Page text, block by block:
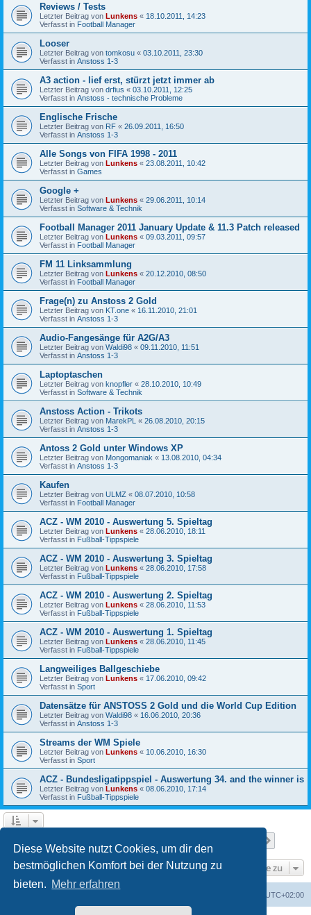
Diese Website nutzt Cookies, um dir den
bestmöglichen Komfort bei der Nutzung zu
bieten. Mehr erfahren
Reviews / Tests
Letzter Beitrag von Lunkens « 18.10.2011, 14:23
Verfasst in Football Manager
Looser
Letzter Beitrag von tomkosu « 03.10.2011, 23:30
Verfasst in Anstoss 1-3
A3 action - lief erst, stürzt jetzt immer ab
Letzter Beitrag von drfius « 03.10.2011, 12:25
Verfasst in Anstoss - technische Probleme
Englische Frische
Letzter Beitrag von RF « 26.09.2011, 16:50
Verfasst in Anstoss 1-3
Alle Songs von FIFA 1998 - 2011
Letzter Beitrag von Lunkens « 23.08.2011, 10:42
Verfasst in Games
Google +
Letzter Beitrag von Lunkens « 29.06.2011, 10:14
Verfasst in Software & Technik
Football Manager 2011 January Update & 11.3 Patch released
Letzter Beitrag von Lunkens « 09.03.2011, 09:57
Verfasst in Football Manager
FM 11 Linksammlung
Letzter Beitrag von Lunkens « 20.12.2010, 08:50
Verfasst in Football Manager
Frage(n) zu Anstoss 2 Gold
Letzter Beitrag von KT.one « 16.11.2010, 21:01
Verfasst in Anstoss 1-3
Audio-Fangesänge für A2G/A3
Letzter Beitrag von Waldi98 « 09.11.2010, 11:51
Verfasst in Anstoss 1-3
Laptoptaschen
Letzter Beitrag von knopfler « 28.10.2010, 10:49
Verfasst in Software & Technik
Anstoss Action - Trikots
Letzter Beitrag von MarekPL « 26.08.2010, 20:15
Verfasst in Anstoss 1-3
Antoss 2 Gold unter Windows XP
Letzter Beitrag von Mongomaniak « 13.08.2010, 04:34
Verfasst in Anstoss 1-3
Kaufen
Letzter Beitrag von ULMZ « 08.07.2010, 10:58
Verfasst in Football Manager
ACZ - WM 2010 - Auswertung 5. Spieltag
Letzter Beitrag von Lunkens « 28.06.2010, 18:11
Verfasst in Fußball-Tippspiele
ACZ - WM 2010 - Auswertung 3. Spieltag
Letzter Beitrag von Lunkens « 28.06.2010, 17:58
Verfasst in Fußball-Tippspiele
ACZ - WM 2010 - Auswertung 2. Spieltag
Letzter Beitrag von Lunkens « 28.06.2010, 11:53
Verfasst in Fußball-Tippspiele
ACZ - WM 2010 - Auswertung 1. Spieltag
Letzter Beitrag von Lunkens « 28.06.2010, 11:45
Verfasst in Fußball-Tippspiele
Langweiliges Ballgeschiebe
Letzter Beitrag von Lunkens « 17.06.2010, 09:42
Verfasst in Sport
Datensätze für ANSTOSS 2 Gold und die World Cup Edition
Letzter Beitrag von Waldi98 « 16.06.2010, 20:36
Verfasst in Anstoss 1-3
Streams der WM Spiele
Letzter Beitrag von Lunkens « 10.06.2010, 16:30
Verfasst in Sport
ACZ - Bundesligatippspiel - Auswertung 34. and the winner is
Letzter Beitrag von Lunkens « 08.06.2010, 17:14
Verfasst in Fußball-Tippspiele
Gehe zu
UTC+02:00